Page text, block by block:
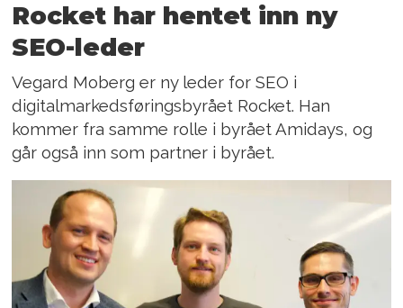
Rocket har hentet inn ny
SEO-leder
Vegard Moberg er ny leder for SEO i
digitalmarkedsføringsbyrået Rocket. Han
kommer fra samme rolle i byrået Amidays, og
går også inn som partner i byrået.